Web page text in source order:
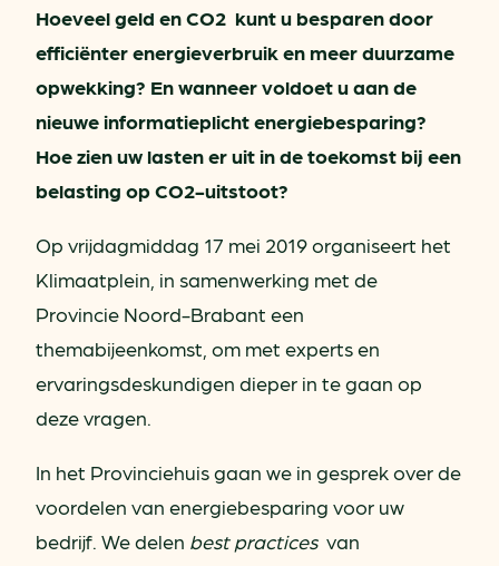
Hoeveel geld en CO2 kunt u besparen door
efficiënter energieverbruik en meer duurzame
opwekking? En wanneer voldoet u aan de
nieuwe informatieplicht energiebesparing?
Hoe zien uw lasten er uit in de toekomst bij een
belasting op CO2-uitstoot?
Op vrijdagmiddag 17 mei 2019 organiseert het
Klimaatplein, in samenwerking met de
Provincie Noord-Brabant een
themabijeenkomst, om met experts en
ervaringsdeskundigen dieper in te gaan op
deze vragen.
In het Provinciehuis gaan we in gesprek over de
voordelen van energiebesparing voor uw
bedrijf. We delen best practicesvan